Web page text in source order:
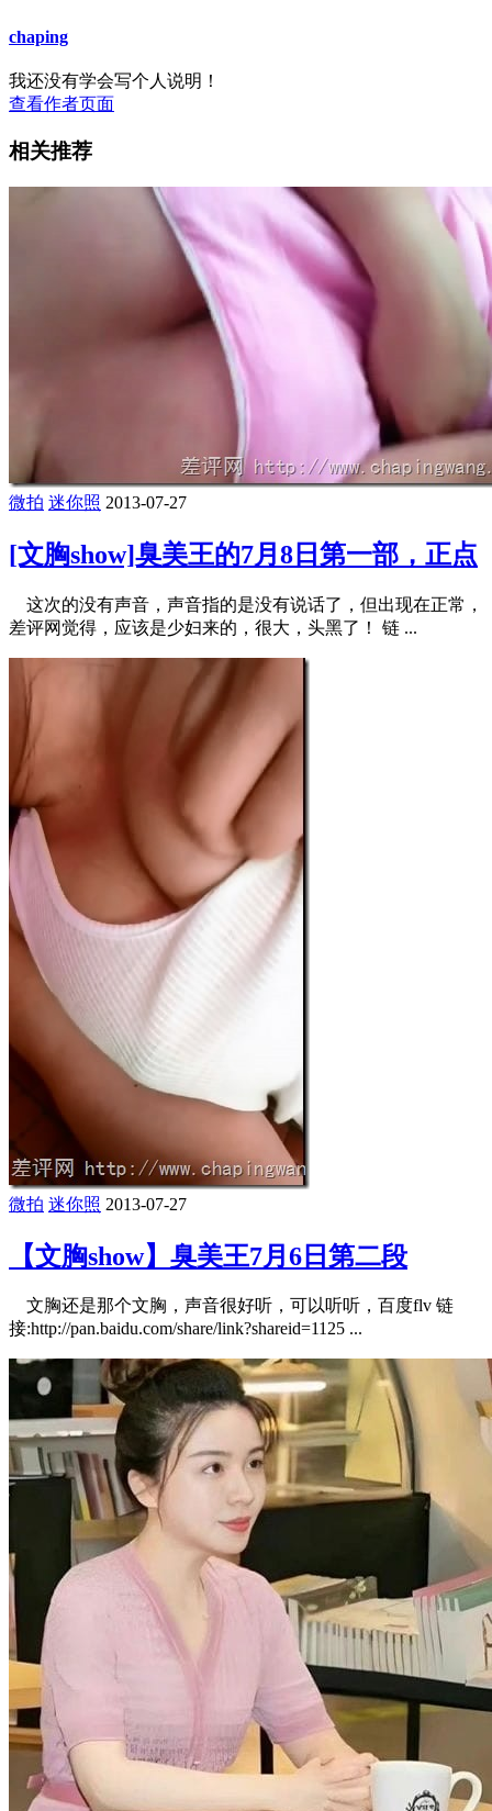
chaping
我还没有学会写个人说明！
查看作者页面
相关推荐
微拍 迷你照 2013-07-27
[文胸show]臭美王的7月8日第一部，正点
这次的没有声音，声音指的是没有说话了，但出现在正常，
差评网觉得，应该是少妇来的，很大，头黑了！ 链 ...
微拍 迷你照 2013-07-27
【文胸show】臭美王7月6日第二段
文胸还是那个文胸，声音很好听，可以听听，百度flv 链
接:http://pan.baidu.com/share/link?shareid=1125 ...